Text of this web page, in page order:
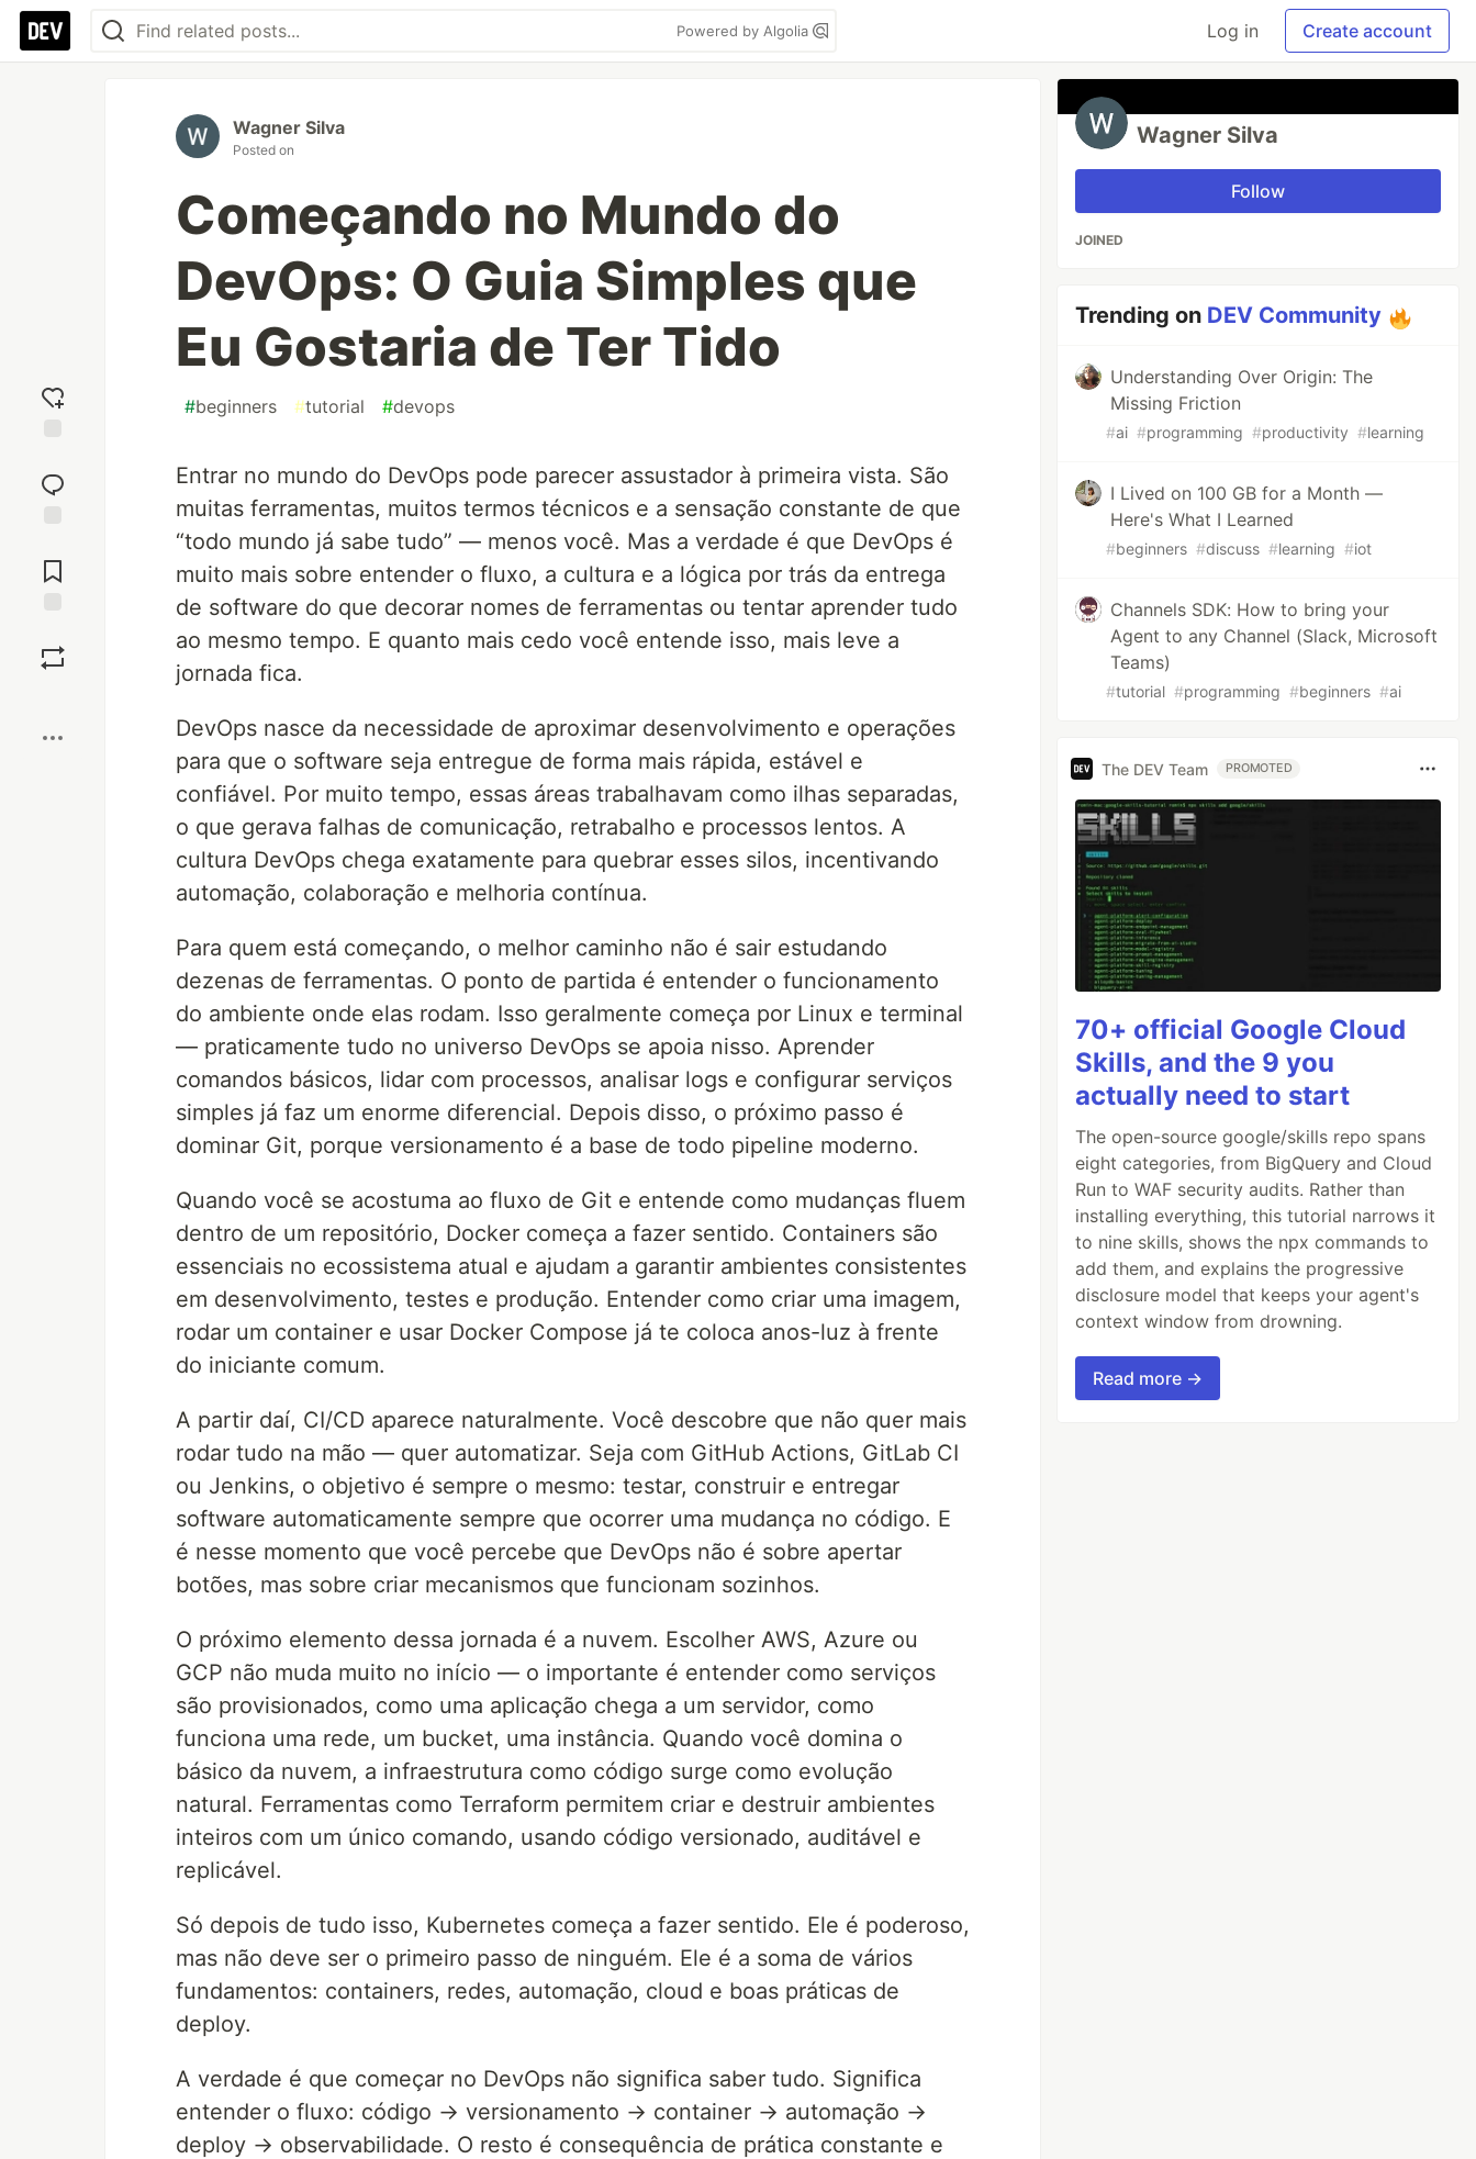
Powered by Algolia Log in Create account
reaction
Comments
Wagner Silva
Posted on
Começando no Mundo do
DevOps: O Guia Simples que
Eu Gostaria de Ter Tido
#beginners #tutorial #devops
Entrar no mundo do DevOps pode parecer assustador à primeira vista. São
muitas ferramentas, muitos termos técnicos e a sensação constante de que
“todo mundo já sabe tudo” — menos você. Mas a verdade é que DevOps é
muito mais sobre entender o fluxo, a cultura e a lógica por trás da entrega
de software do que decorar nomes de ferramentas ou tentar aprender tudo
ao mesmo tempo. E quanto mais cedo você entende isso, mais leve a
jornada fica.
DevOps nasce da necessidade de aproximar desenvolvimento e operações
para que o software seja entregue de forma mais rápida, estável e
confiável. Por muito tempo, essas áreas trabalhavam como ilhas separadas,
o que gerava falhas de comunicação, retrabalho e processos lentos. A
cultura DevOps chega exatamente para quebrar esses silos, incentivando
automação, colaboração e melhoria contínua.
Para quem está começando, o melhor caminho não é sair estudando
dezenas de ferramentas. O ponto de partida é entender o funcionamento
do ambiente onde elas rodam. Isso geralmente começa por Linux e terminal
— praticamente tudo no universo DevOps se apoia nisso. Aprender
comandos básicos, lidar com processos, analisar logs e configurar serviços
simples já faz um enorme diferencial. Depois disso, o próximo passo é
dominar Git, porque versionamento é a base de todo pipeline moderno.
Quando você se acostuma ao fluxo de Git e entende como mudanças fluem
dentro de um repositório, Docker começa a fazer sentido. Containers são
essenciais no ecossistema atual e ajudam a garantir ambientes consistentes
em desenvolvimento, testes e produção. Entender como criar uma imagem,
rodar um container e usar Docker Compose já te coloca anos-luz à frente
do iniciante comum.
A partir daí, CI/CD aparece naturalmente. Você descobre que não quer mais
rodar tudo na mão — quer automatizar. Seja com GitHub Actions, GitLab CI
ou Jenkins, o objetivo é sempre o mesmo: testar, construir e entregar
software automaticamente sempre que ocorrer uma mudança no código. E
é nesse momento que você percebe que DevOps não é sobre apertar
botões, mas sobre criar mecanismos que funcionam sozinhos.
O próximo elemento dessa jornada é a nuvem. Escolher AWS, Azure ou
GCP não muda muito no início — o importante é entender como serviços
são provisionados, como uma aplicação chega a um servidor, como
funciona uma rede, um bucket, uma instância. Quando você domina o
básico da nuvem, a infraestrutura como código surge como evolução
natural. Ferramentas como Terraform permitem criar e destruir ambientes
inteiros com um único comando, usando código versionado, auditável e
replicável.
Só depois de tudo isso, Kubernetes começa a fazer sentido. Ele é poderoso,
mas não deve ser o primeiro passo de ninguém. Ele é a soma de vários
fundamentos: containers, redes, automação, cloud e boas práticas de
deploy.
A verdade é que começar no DevOps não significa saber tudo. Significa
entender o fluxo: código → versionamento → container → automação →
deploy → observabilidade. O resto é consequência de prática constante e
Wagner Silva
Follow
JOINED
Trending on DEV Community
Understanding Over Origin: The
Missing Friction
#ai #programming #productivity #learning
I Lived on 100 GB for a Month —
Here's What I Learned
#beginners #discuss #learning #iot
Channels SDK: How to bring your
Agent to any Channel (Slack, Microsoft
Teams)
#tutorial #programming #beginners #ai
The DEV Team PROMOTED
70+ official Google Cloud
Skills, and the 9 you
actually need to start
The open-source google/skills repo spans
eight categories, from BigQuery and Cloud
Run to WAF security audits. Rather than
installing everything, this tutorial narrows it
to nine skills, shows the npx commands to
add them, and explains the progressive
disclosure model that keeps your agent's
context window from drowning.
Read more →